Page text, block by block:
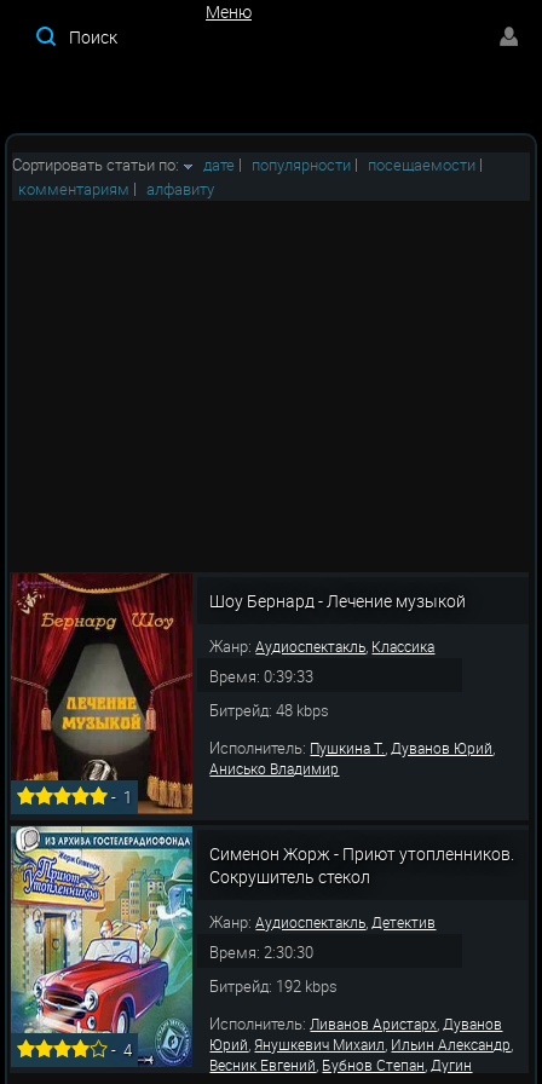
Меню
Сортировать статьи по: дате | популярности | посещаемости |
комментариям | алфавиту
- 1
Шоу Бернард - Лечение музыкой
Жанр:Аудиоспектакль, Классика
Время: 0:39:33
Битрейд: 48 kbps
Исполнитель: Пушкина Т.,Дуванов Юрий,
Анисько Владимир
-4
Сименон Жорж - Приют утопленников.
Сокрушитель стекол
Жанр:Аудиоспектакль,Детектив
Время: 2:30:30
Битрейд: 192 kbps
Исполнитель:Ливанов Аристарх,Дуванов
Юрий,Янушкевич Михаил, Ильин Александр,
Весник Евгений, Бубнов Степан,Дугин